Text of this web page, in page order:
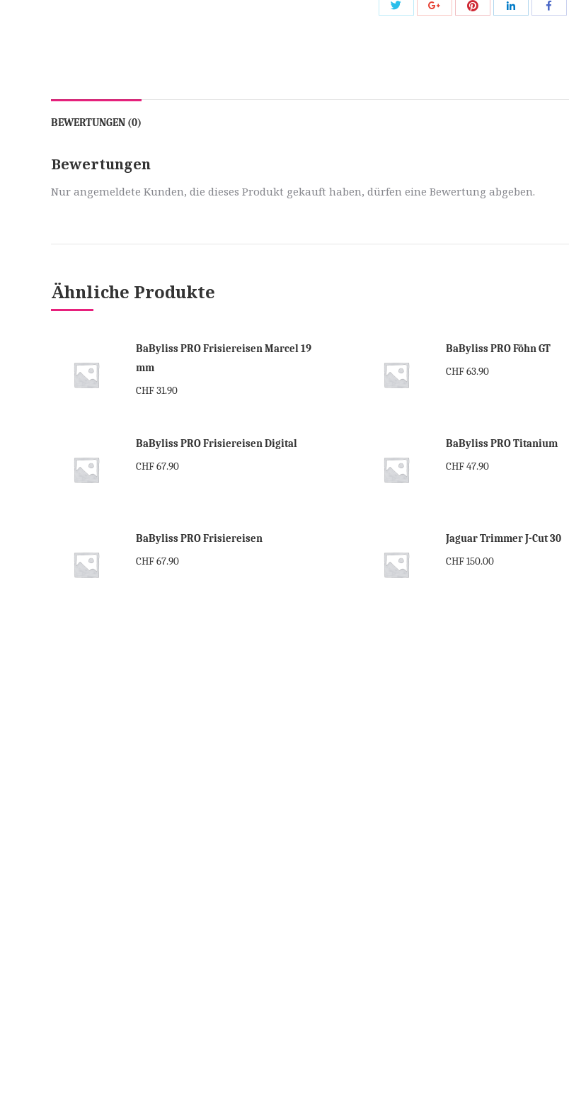
Share
Share
Share
Share Share
BEWERTUNGEN (0)
Bewertungen
Nur angemeldete Kunden, die dieses Produkt gekauft haben, dürfen eine Bewertung abgeben.
Ähnliche Produkte
BaByliss PRO Frisiereisen Marcel 19
mm
CHF31.90
BaByliss PRO Föhn GT
CHF63.90
BaByliss PRO Frisiereisen Digital
CHF67.90
BaByliss PRO Titanium
CHF47.90
BaByliss PRO Frisiereisen
CHF67.90
Jaguar Trimmer J-Cut 30
CHF150.00